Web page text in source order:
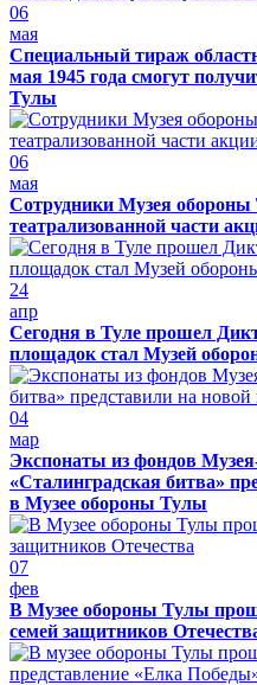
06
мая
Специальный тираж
мая 1945 года смогут
Тулы
06
мая
Сотрудники Музея
театрализованной части
24
апр
Сегодня в Туле прошел
площадок стал Музей
04
мар
Экспонаты из фондов
«Сталинградская битва»
в Музее обороны Тулы
07
фев
В Музее обороны Тулы
семей защитников